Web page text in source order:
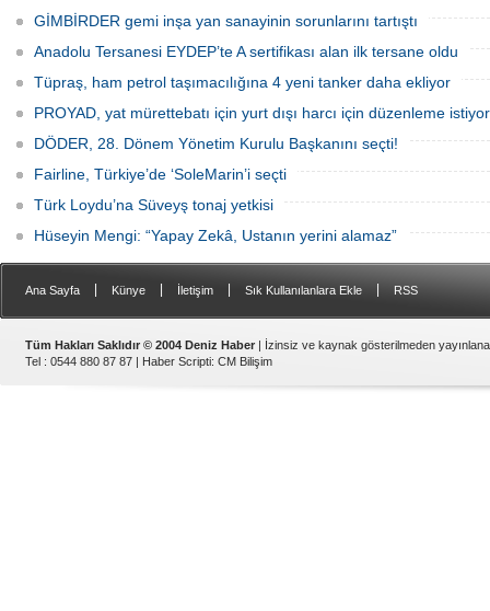
GİMBİRDER gemi inşa yan sanayinin sorunlarını tartıştı
Anadolu Tersanesi EYDEP’te A sertifikası alan ilk tersane oldu
Tüpraş, ham petrol taşımacılığına 4 yeni tanker daha ekliyor
PROYAD, yat mürettebatı için yurt dışı harcı için düzenleme istiyor
DÖDER, 28. Dönem Yönetim Kurulu Başkanını seçti!
Fairline, Türkiye’de ‘SoleMarin’i seçti
Türk Loydu’na Süveyş tonaj yetkisi
Hüseyin Mengi: “Yapay Zekâ, Ustanın yerini alamaz”
Ana Sayfa Künye İletişim Sık Kullanılanlara Ekle RSS
Tüm Hakları Saklıdır © 2004 Deniz Haber | İzinsiz ve kaynak gösterilmeden
Tel : 0544 880 87 87 | Haber Scripti: CM Bilişim